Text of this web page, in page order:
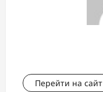
Перейти на сайт